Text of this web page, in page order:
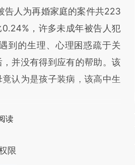
告人为再婚家庭的案件共223
，许多未成年被告人犯
到的生理、心理困惑疏于关
并没有得到应有的帮助。该
认为是孩子装病，该高中生
读
限